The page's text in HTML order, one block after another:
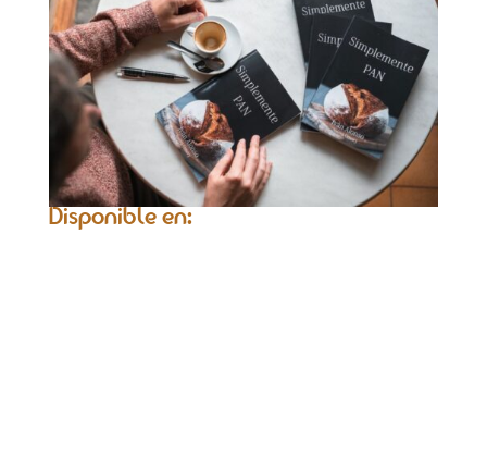
Disponible en: